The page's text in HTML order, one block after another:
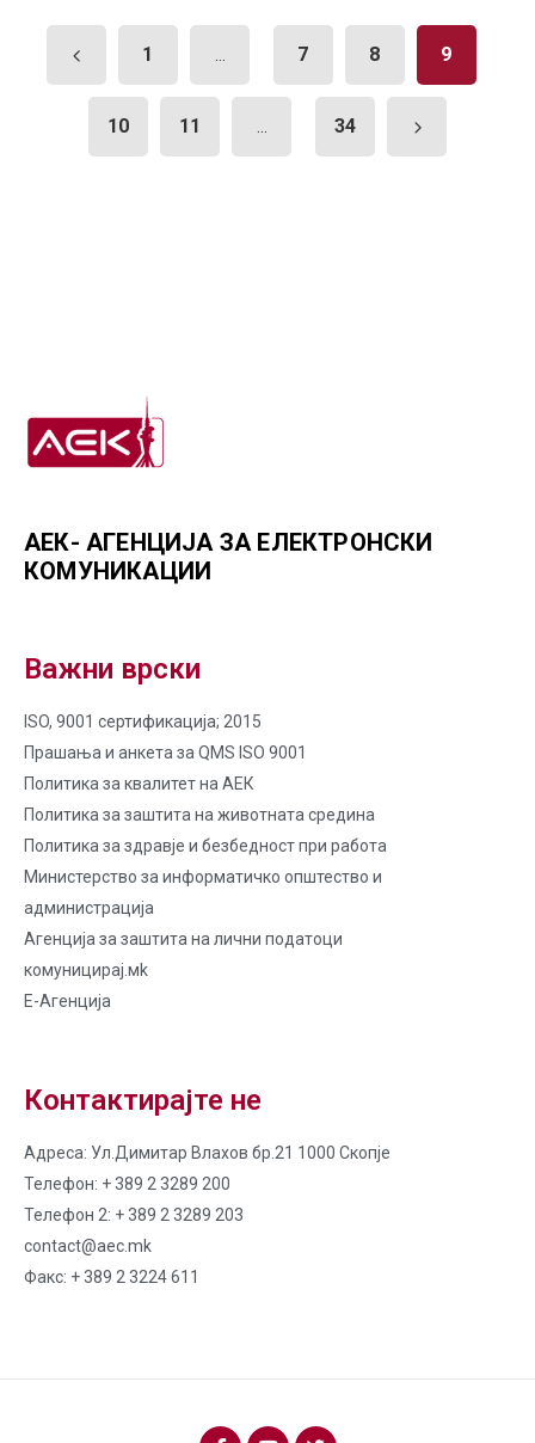
1 ... 7 8 9
10 11 ... 34
АЕК- АГЕНЦИЈА ЗА ЕЛЕКТРОНСКИ
КОМУНИКАЦИИ
Важни врски
ISO, 9001 сертификација; 2015
Прашања и анкета за QMS ISO 9001
Политика за квалитет на AЕК
Политика за заштита на животната средина
Политика за здравје и безбедност при работа
Министерство за информатичко општество и
администрација
Агенција за заштита на лични податоци
комуницирај.мk
Е-Агенција
Контактирајте не
Адреса: Ул.Димитар Влахов бр.21 1000 Скопје
Телефон: + 389 2 3289 200
Телефон 2: + 389 2 3289 203
contact@aec.mk
Факс: + 389 2 3224 611